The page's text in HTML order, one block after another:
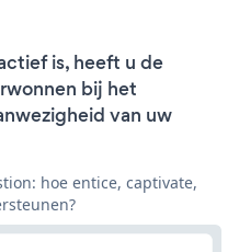
is, heeft u de
bij het
van uw
hoe entice, captivate,